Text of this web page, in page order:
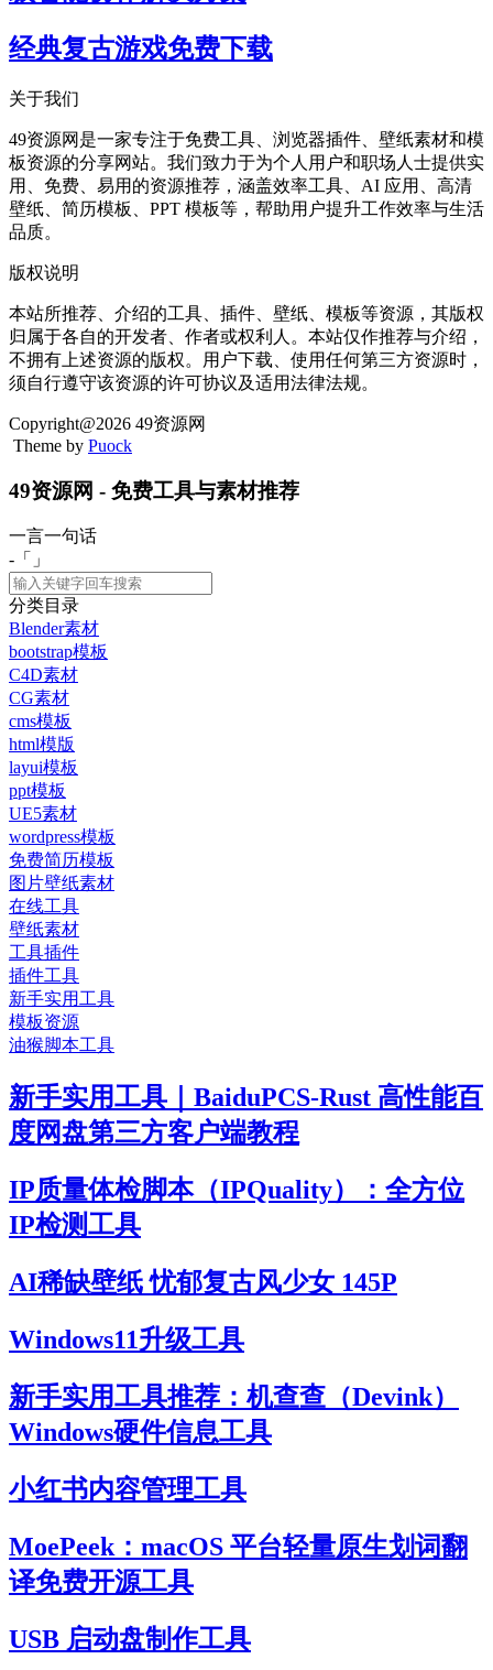
经典复古游戏免费下载
关于我们
49资源网是一家专注于免费工具、浏览器插件、壁纸素材和模
板资源的分享网站。我们致力于为个人用户和职场人士提供实
用、免费、易用的资源推荐，涵盖效率工具、AI 应用、高清
壁纸、简历模板、PPT 模板等，帮助用户提升工作效率与生活
品质。
版权说明
本站所推荐、介绍的工具、插件、壁纸、模板等资源，其版权
归属于各自的开发者、作者或权利人。本站仅作推荐与介绍，
不拥有上述资源的版权。用户下载、使用任何第三方资源时，
须自行遵守该资源的许可协议及适用法律法规。
Copyright@2026 49资源网
Theme by Puock
49资源网 - 免费工具与素材推荐
一言一句话
-「
」
分类目录
Blender素材
bootstrap模板
C4D素材
CG素材
cms模板
html模版
layui模板
ppt模板
UE5素材
wordpress模板
免费简历模板
图片壁纸素材
在线工具
壁纸素材
工具插件
插件工具
新手实用工具
模板资源
油猴脚本工具
新手实用工具｜BaiduPCS-Rust 高性能百
度网盘第三方客户端教程
IP质量体检脚本（IPQuality）：全方位
IP检测工具
AI稀缺壁纸 忧郁复古风少女 145P
Windows11升级工具
新手实用工具推荐：机查查（Devink）
Windows硬件信息工具
小红书内容管理工具
MoePeek：macOS 平台轻量原生划词翻
译免费开源工具
USB 启动盘制作工具